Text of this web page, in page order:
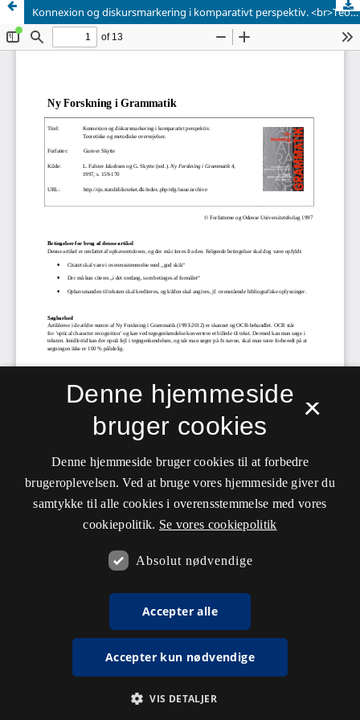
Konnexion og diskursmarkering i komparativt perspektiv. <br>Teoretiske og metodiske overvejelser.
×
Denne hjemmeside
bruger cookies
Denne hjemmeside bruger cookies til at forbedre
brugeroplevelsen. Ved at bruge vores hjemmeside giver du
samtykke til alle cookies i overensstemmelse med vores
cookiepolitik. Se vores cookiepolitik
Absolut nødvendige
Accepter alle
Accepter kun nødvendige
VIS DETALJER